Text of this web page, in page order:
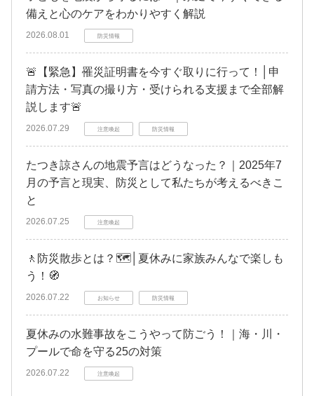
備えと心のケアをわかりやすく解説
2026.08.01 防災情報
🚨【緊急】罹災証明書を今すぐ取りに行って！│申
請方法・写真の撮り方・受けられる支援まで全部解
説します🚨
2026.07.29 注意喚起 防災情報
たつき諒さんの地震予言はどうなった？｜2025年7
月の予言と現実、防災として私たちが考えるべきこ
と
2026.07.25 注意喚起
🚶防災散歩とは？🗺️│夏休みに家族みんなで楽しも
う！🧭
2026.07.22 お知らせ 防災情報
夏休みの水難事故をこうやって防ごう！｜海・川・
プールで命を守る25の対策
2026.07.22 注意喚起